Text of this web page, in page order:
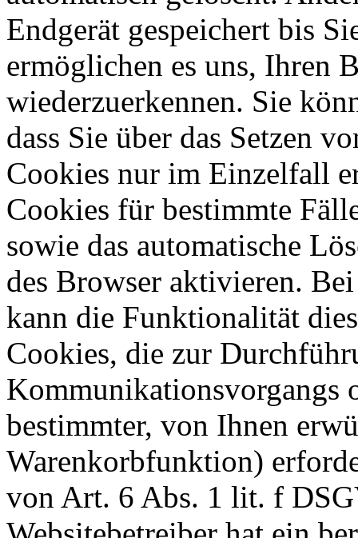
Endgerät gespeichert bis
ermöglichen es uns, Ihren
wiederzuerkennen. Sie
dass Sie über das Setzen
Cookies nur im Einzelfall
Cookies für bestimmte
sowie das automatische
des Browser aktivieren.
kann die Funktionalität
Cookies, die zur
Kommunikationsvorgangs
bestimmter, von Ihnen
Warenkorbfunktion)
von Art. 6 Abs. 1 lit. f